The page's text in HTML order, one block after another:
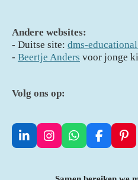
Andere websites:
- Duitse site: dms-
- Beertje Anders voor jonge
Volg ons op:
L
I
W
F
e
P